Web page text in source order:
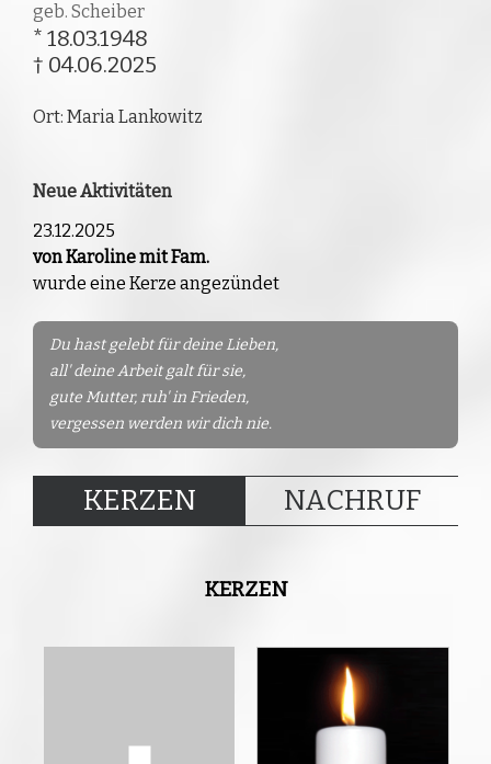
geb. Scheiber
* 18.03.1948
† 04.06.2025
Ort: Maria Lankowitz
Neue Aktivitäten
23.12.2025
von Karoline mit Fam.
wurde eine Kerze angezündet
Du hast gelebt für deine Lieben,
all' deine Arbeit galt für sie,
gute Mutter, ruh' in Frieden,
vergessen werden wir dich nie.
KERZEN NACHRUF
KERZEN